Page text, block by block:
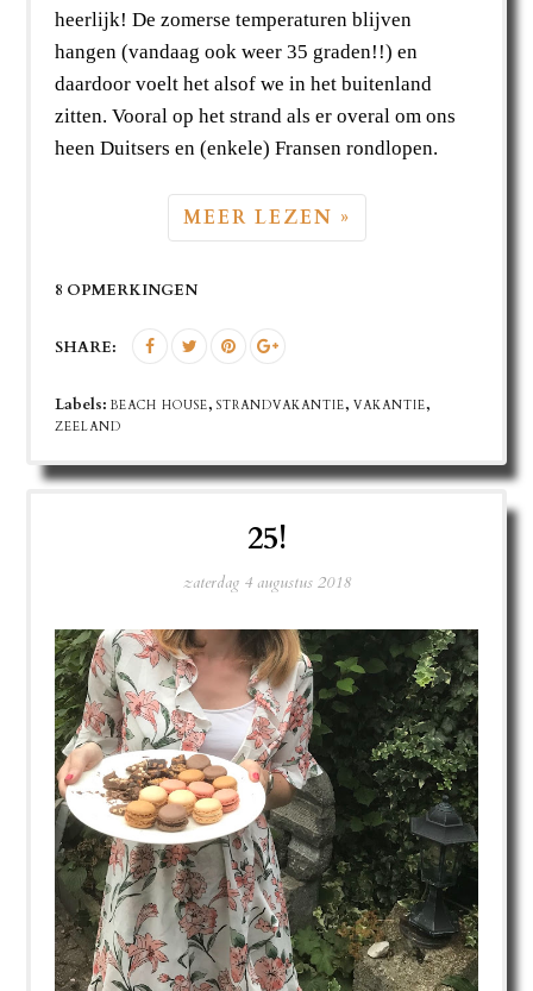
heerlijk! De zomerse temperaturen blijven
hangen (vandaag ook weer 35 graden!!) en
daardoor voelt het alsof we in het buitenland
zitten. Vooral op het strand als er overal om ons
heen Duitsers en (enkele) Fransen rondlopen.
MEER LEZEN »
8 OPMERKINGEN
SHARE:
Labels:BEACH HOUSE,STRANDVAKANTIE,VAKANTIE,
ZEELAND
25!
zaterdag 4 augustus 2018